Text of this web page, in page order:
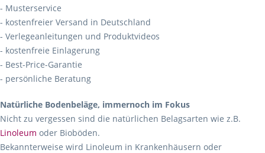
- Musterservice
- kostenfreier Versand in Deutschland
- Verlegeanleitungen und Produktvideos
- kostenfreie Einlagerung
- Best-Price-Garantie
- persönliche Beratung
Natürliche Bodenbeläge, immernoch im Fokus
Nicht zu vergessen sind die natürlichen Belagsarten wie z.B.
Linoleum oder Bioböden.
Bekannterweise wird Linoleum in Krankenhäusern oder